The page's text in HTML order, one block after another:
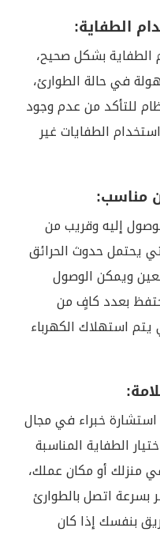
الطفاية بشكل صحيح،
في حالة الطوارئ،
للتأكد من عدم وجود
الطفايات غير
إليه وقريب من
يحتمل حدوث الحرائق
ويمكن الوصول
بعدد كافٍ من
يتم استهلاك الكهرباء
استشارة خبراء في مجال
الطفاية المناسبة
منزلك أو مكان عملك،
بسرعة اتصل بالطوارئ
بنفسك إذا كان